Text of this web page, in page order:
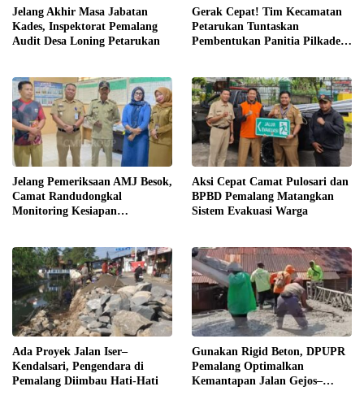
Jelang Akhir Masa Jabatan
Kades, Inspektorat Pemalang
Audit Desa Loning Petarukan
Gerak Cepat! Tim Kecamatan
Petarukan Tuntaskan
Pembentukan Panitia Pilkades
Jelang Pemeriksaan AMJ Besok,
Camat Randudongkal
Monitoring Kesiapan
Aksi Cepat Camat Pulosari dan
BPBD Pemalang Matangkan
Sistem Evakuasi Warga
Ada Proyek Jalan Iser–
Kendalsari, Pengendara di
Pemalang Diimbau Hati-Hati
Gunakan Rigid Beton, DPUPR
Pemalang Optimalkan
Kemantapan Jalan Gejos–